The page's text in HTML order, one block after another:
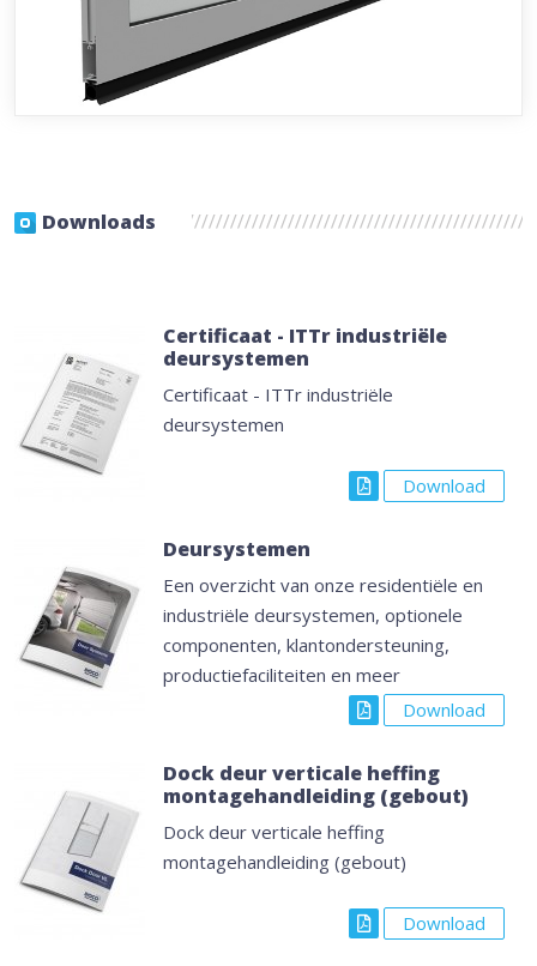
Downloads
Certificaat - ITTr industriële
deursystemen
Certificaat - ITTr industriële
deursystemen
Download
Deursystemen
Een overzicht van onze residentiële en
industriële deursystemen, optionele
componenten, klantondersteuning,
productiefaciliteiten en meer
Download
Dock deur verticale heffing
montagehandleiding (gebout)
Dock deur verticale heffing
montagehandleiding (gebout)
Download